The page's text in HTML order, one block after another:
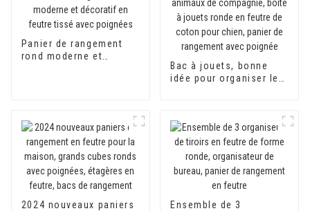
Panier de rangement
rond moderne et
Bac à jouets, bonne
idée pour organiser les
de coton pour chien,
panier de rangement
avec poignée
2024 nouveaux paniers Ensemble de 3